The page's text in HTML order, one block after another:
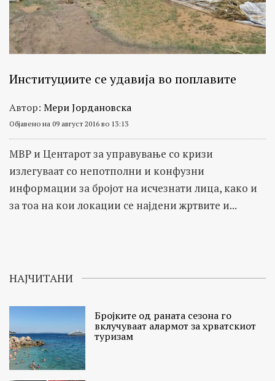
Институциите се удавија во поплавите
Автор: Мери Јордановска
Објавено на 09 август 2016 во 13:13
МВР и Центарот за управување со кризи
излегуваат со непотполни и конфузни
информации за бројот на исчезнати лица, како и
за тоа на кои локации се најдени жртвите и...
НАЈЧИТАНИ
Бројките од раната сезона го
вклучуваат алармот за хрватскиот
туризам